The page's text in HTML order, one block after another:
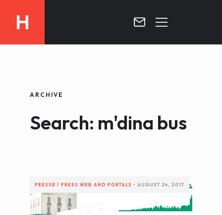
H
MOROCCO :: MY COUNTRY
BLOG
RADIO
ARCHIVE
Search: m'dina bus
PRESSE / PRESS WEB AND PORTALS • AUGUST 24, 2017